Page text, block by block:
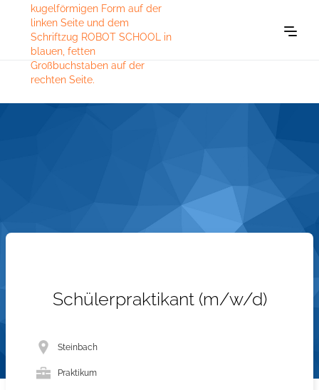
Schülerpraktikant (m/w/d)
Steinbach
Praktikum